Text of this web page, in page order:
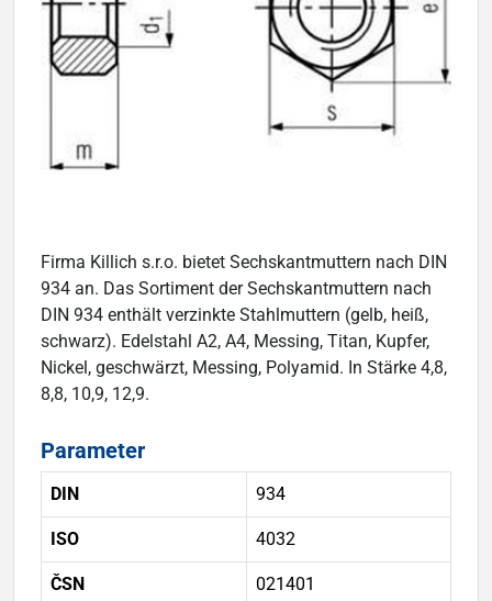
Firma Killich s.r.o. bietet Sechskantmuttern nach DIN
934 an. Das Sortiment der Sechskantmuttern nach
DIN 934 enthält verzinkte Stahlmuttern (gelb, heiß,
schwarz). Edelstahl A2, A4, Messing, Titan, Kupfer,
Nickel, geschwärzt, Messing, Polyamid. In Stärke 4,8,
8,8, 10,9, 12,9.
Parameter
DIN 934
ISO 4032
ČSN 021401